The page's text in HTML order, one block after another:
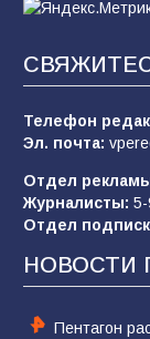
«Слухами
отчаяние, а
81
59
Телефон
Эл. почта:
Отдел
Журналисты:
Отдел
НОВОСТИ
Пентагон